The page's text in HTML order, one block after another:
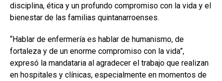
disciplina, ética y un profundo compromiso con la vida y el
bienestar de las familias quintanarroenses.
“Hablar de enfermería es hablar de humanismo, de
fortaleza y de un enorme compromiso con la vida”,
expresó la mandataria al agradecer el trabajo que realizan
en hospitales y clínicas, especialmente en momentos de